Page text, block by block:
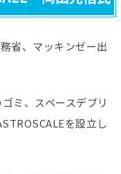
省、マッキンゼー出
ミ、スペースデブリ
を設立し